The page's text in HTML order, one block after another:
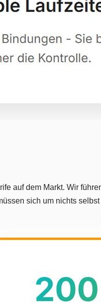
auf dem Markt. Wir
sich um nichts selbst